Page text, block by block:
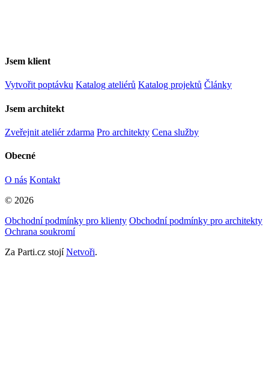
Jsem klient
Vytvořit poptávku Katalog ateliérů Katalog projektů Články
Jsem architekt
Zveřejnit ateliér zdarma Pro architekty Cena služby
Obecné
O nás Kontakt
© 2026
Obchodní podmínky pro klienty Obchodní podmínky pro architekty
Ochrana soukromí
Za Parti.cz stojíNetvoři.